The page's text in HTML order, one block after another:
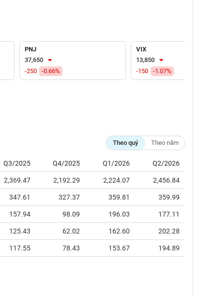
PNJ
37,650
-250
-0.66%
VIX
13,850
-150
-1.07%
Theo quý Theo năm
Q3/2025 Q4/2025 Q1/2026 Q2/2026
2,369.47 2,192.29 2,224.07 2,456.84
347.61 327.37 359.81 359.99
157.94 98.09 196.03 177.11
125.43 62.02 162.60 202.28
117.55 78.43 153.67 194.89